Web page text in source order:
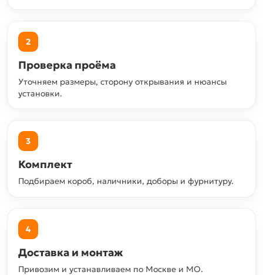
2
Проверка проёма
Уточняем размеры, сторону открывания и нюансы
установки.
3
Комплект
Подбираем короб, наличники, доборы и фурнитуру.
4
Доставка и монтаж
Привозим и устанавливаем по Москве и МО.